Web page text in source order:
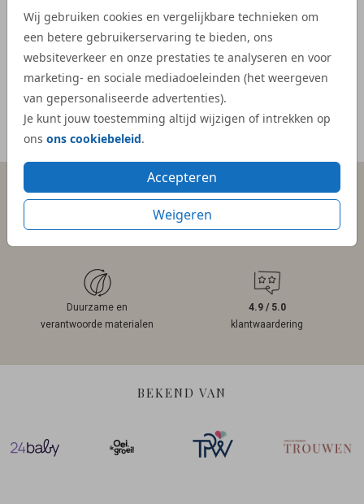
Wij gebruiken cookies en vergelijkbare technieken om
een betere gebruikerservaring te bieden, ons
websiteverkeer en onze prestaties te analyseren en voor
marketing- en sociale mediadoeleinden (het weergeven
van gepersonaliseerde advertenties).
Je kunt jouw toestemming altijd wijzigen of intrekken op
ons ons cookiebeleid.
Accepteren
Weigeren
-
Duurzame en
verantwoorde materialen
4.9 / 5.0
klantwaardering
BEKEND VAN